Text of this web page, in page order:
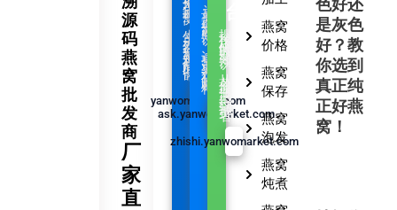
源
码
燕
窝
批
发
商
厂
家
直
发
正
宗
燕
窝
生
产
天
然
燕
窝
是
我
们
的
使
命
yanwomarket.com
记
录
原
产
燕
窝
商
知
识
这
些
是
业
界
难
得
的
材
料
ask.yanwomarket.com
台
揭
秘
正
确
的
燕
窝
知
识
从
燕
屋
燕
洞
工
厂
到
消
费
者
zhishi.yanwomarket.com
燕窝
价格
燕窝
保存
燕窝
泡发
燕窝
炖煮
是灰色
好？教
你选到
真正纯
正好燕
窝！